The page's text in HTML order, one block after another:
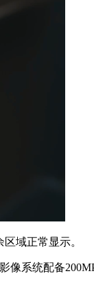
域正常显示。
系统配备